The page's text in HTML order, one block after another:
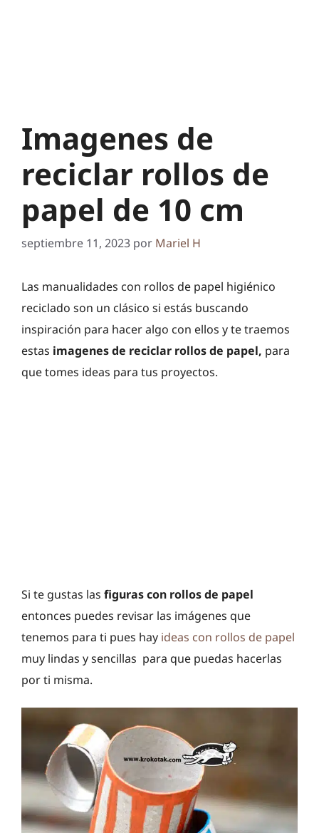
Imagenes de
reciclar rollos de
papel de 10 cm
septiembre 11, 2023 por Mariel H
Las manualidades con rollos de papel higiénico
reciclado son un clásico si estás buscando
inspiración para hacer algo con ellos y te traemos
estas imagenes de reciclar rollos de papel, para
que tomes ideas para tus proyectos.
Si te gustas las figuras con rollos de papel
entonces puedes revisar las imágenes que
tenemos para ti pues hay ideas con rollos de papel
muy lindas y sencillas para que puedas hacerlas
por ti misma.